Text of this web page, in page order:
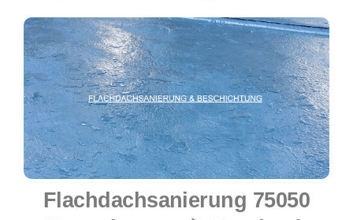
Flachdachsanierung 75050